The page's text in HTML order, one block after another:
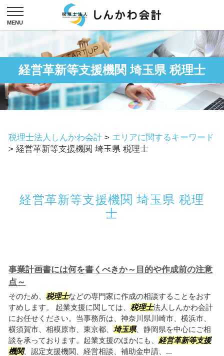
経営革新等支援機関 埼玉県 税理士
税理士法人しんかわ会計 > エリアに関するキーワード
> 経営革新等支援機関 埼玉県 税理士
経営革新等支援機関 埼玉県 税理
士
事業計画書には何を書くべきか～目的や作成前の注意
点～
そのため、 税理士などの専門家に作成の相談することをおす
すめします。 起業支援に関しては、 税理士法人しんかわ会計
にお任せください。当事務所は、神奈川県川崎市、横浜市、
横須賀市、相模原市、東京都、 埼玉県、静岡県を中心にご相
談を承っております。起業支援のほかにも、 経営革新等支援
機関、認定支援機関、経営相談、補助金申請、...